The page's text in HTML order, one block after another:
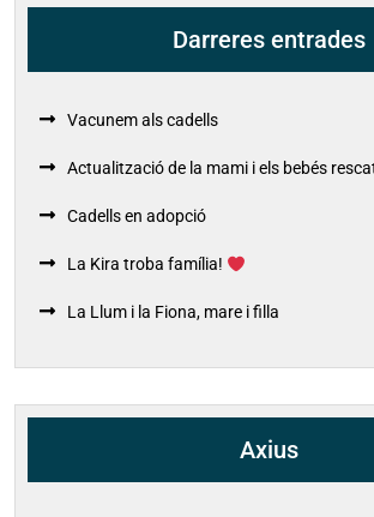
Darreres entrades
Vacunem als cadells
Actualització de la mami i els bebés
Cadells en adopció
La Kira troba família!
La Llum i la Fiona, mare i filla
Axius